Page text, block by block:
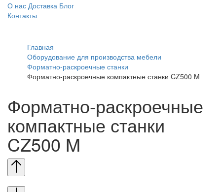
О нас Доставка Блог
Контакты
Главная
Оборудование для производства мебели
Форматно-раскроечные станки
Форматно-раскроечные компактные станки CZ500 M
Форматно-раскроечные
компактные станки
CZ500 M